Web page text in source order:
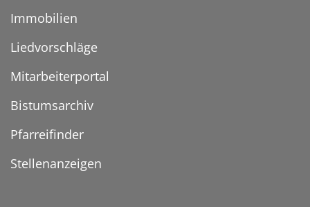
Immobilien
Liedvorschläge
Mitarbeiterportal
Bistumsarchiv
Pfarreifinder
Stellenanzeigen